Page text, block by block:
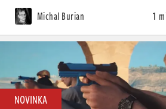
Michal Burian 1
NOVINKA